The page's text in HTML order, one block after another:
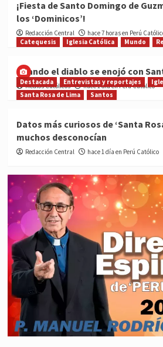
¡Fiesta de Santo Domingo de
los ‘Dominicos’!
Redacción Central
hace 7 horas en Perú
Catequesis
Iglesia Católica Mundo
Cuando el diablo se enojó con
Medios Católicos hace 1 día en Perú Católico
Destacada Entrevistas y reportajes
Santa Rosa de Lima
Santos
Datos más curiosos de ‘Santa
muchos desconocían
Redacción Central hace 1 día en Perú Católico